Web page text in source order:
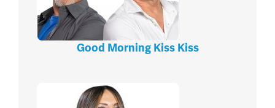
Good Morning Kiss Kiss